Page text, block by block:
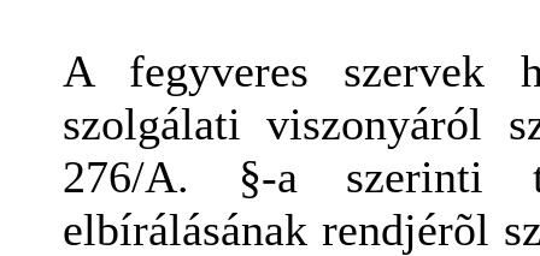
A fegyveres szervek
szolgálati viszonyáról
276/A. §-a szerinti
elbírálásának rendjérõl